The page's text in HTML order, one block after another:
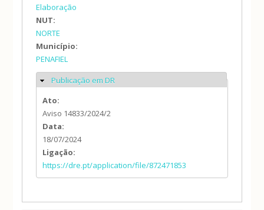
Elaboração
NUT:
NORTE
Município:
PENAFIEL
Ocultar
Publicação em DR
Ato:
Aviso 14833/2024/2
Data:
18/07/2024
Ligação:
https://dre.pt/application/file/872471853